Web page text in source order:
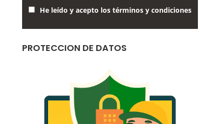
He leído y acepto los términos y condiciones
PROTECCION DE DATOS